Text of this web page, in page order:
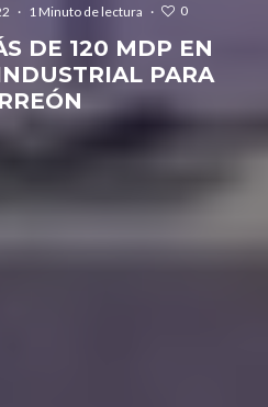
· 1 Minuto de lectura · 0
DE 120 MDP EN
PARA